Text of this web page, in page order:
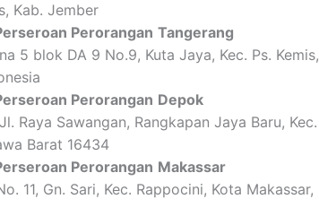
Kab. Jember
Perorangan Tangerang
5 blok DA 9 No.9, Kuta Jaya, Kec. Ps. Kemis,
Perorangan Depok
Raya Sawangan, Rangkapan Jaya Baru, Kec.
Barat 16434
Perorangan Makassar
11, Gn. Sari, Kec. Rappocini, Kota Makassar,